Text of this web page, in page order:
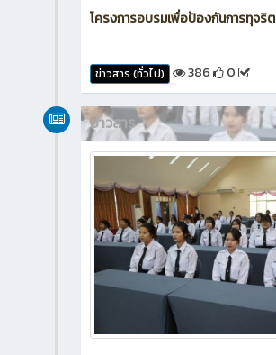
โครงการอบรมเพื่อป้องกันการทุจริต
ข่าวสาร (ทั่วไป) 386 0
ข่าวสาร